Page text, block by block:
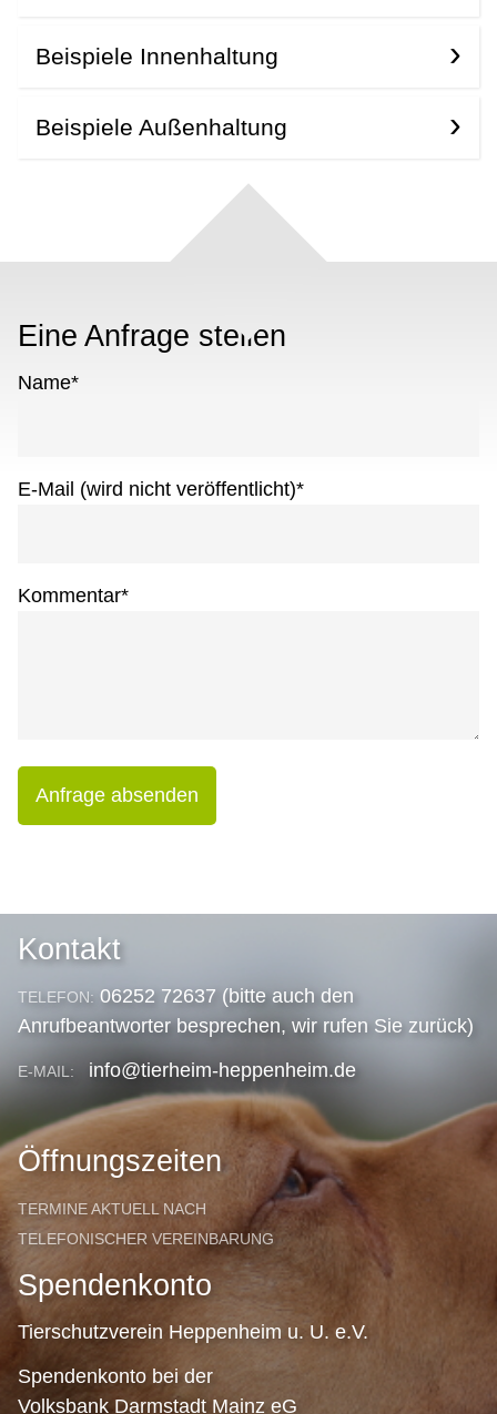
Beispiele Innenhaltung
Beispiele Außenhaltung
Eine Anfrage stellen
Name*
E-Mail (wird nicht veröffentlicht)*
Kommentar*
Anfrage absenden
Kontakt
TELEFON: 06252 72637 (bitte auch den
Anrufbeantworter besprechen, wir rufen Sie zurück)
E-MAIL: info@tierheim-heppenheim.de
Öffnungszeiten
TERMINE AKTUELL NACH
TELEFONISCHER VEREINBARUNG
Spendenkonto
Tierschutzverein Heppenheim u. U. e.V.
Spendenkonto bei der
Volksbank Darmstadt Mainz eG